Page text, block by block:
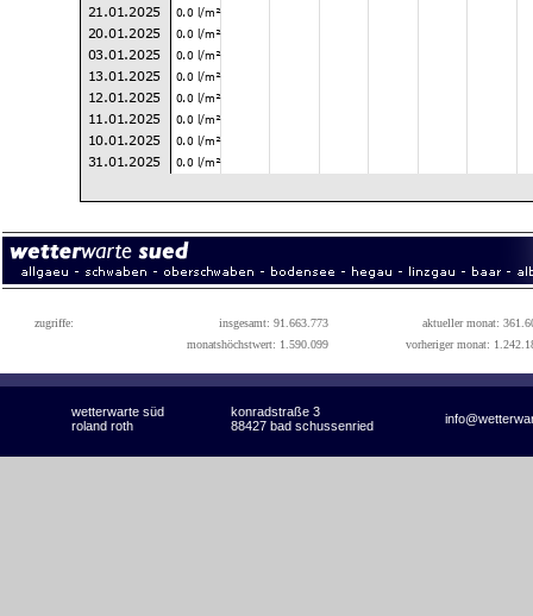
zugriffe: insgesamt: 91.663.773
aktueller monat:
monatshöchstwert: 1.590.099
vorheriger monat:
wetterwarte süd konradstraße 3
roland roth 88427 bad schussenried